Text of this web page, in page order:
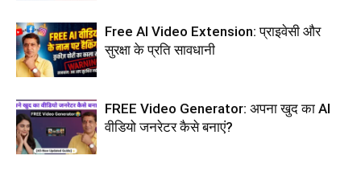
Free AI Video Extension: प्राइवेसी और
सुरक्षा के प्रति सावधानी
FREE Video Generator: अपना खुद का AI
वीडियो जनरेटर कैसे बनाएं?